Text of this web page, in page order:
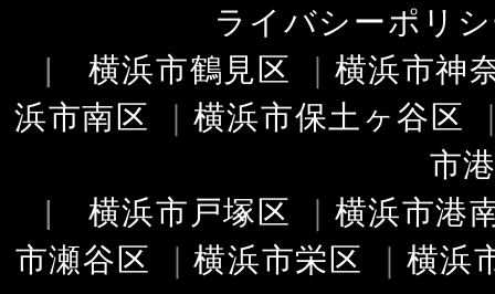
ライバシーポリ
| 横浜市鶴見区 ｜ 横浜市神
浜市南区 ｜ 横浜市保土ヶ谷区
市
| 横浜市戸塚区 ｜ 横浜市港
市瀬谷区 ｜横浜市栄区 ｜ 横浜